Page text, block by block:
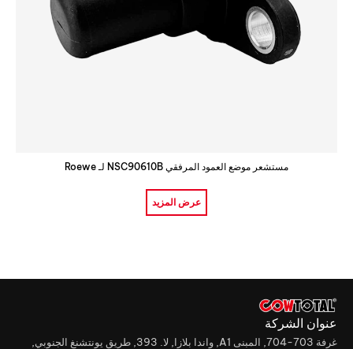
مستشعر موضع العمود المرفقي NSC90610B لـ Roewe
عرض المزيد
عنوان الشركة
غرفة 703-704, المبنى A1, واندا بلازا, لا. 393, طريق يونتشنغ الجنوبي,